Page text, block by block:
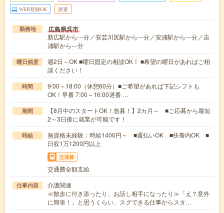
WEB登録OK 派遣
勤務地 広島県呉市
新広駅から---分／安芸川尻駅から---分／安浦駅から---分／吉
浦駅から---分
曜日頻度
週2日～OK ■曜日固定の相談OK！ ■希望の曜日があればご相
談ください！
時間
9:00～18:00（休憩60分）■ご希望があれば下記シフトも
OK！早番 7:00～16:00遅番 …
期間
【8月中のスタートOK！急募！】2カ月～ ■ご応募から最短
2～3日後に就業が可能です！
時給
無資格未経験：時給1400円～ ■週払いOK ■扶養内OK ■
日収1万1200円以上
交通費
交通費全額支給
仕事内容
介護関連
≪散歩に付き添ったり、お話し相手になったり≫「え？意外
に簡単！」と思うくらい、スグできる仕事からスタ…